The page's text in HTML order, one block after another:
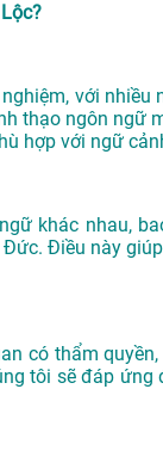
với
thạo ngôn ngữ
hợp với ngữ
khác nhau,
Đức. Điều này
có thẩm
tôi sẽ đáp ứng